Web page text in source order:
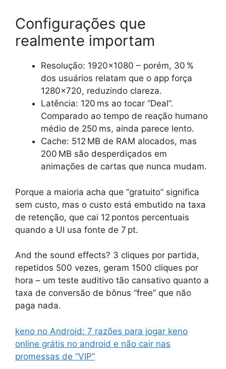
Configurações que
realmente importam
Resolução: 1920×1080 – porém, 30 %
dos usuários relatam que o app força
1280×720, reduzindo clareza.
Latência: 120 ms ao tocar “Deal”.
Comparado ao tempo de reação humano
médio de 250 ms, ainda parece lento.
Cache: 512 MB de RAM alocados, mas
200 MB são desperdiçados em
animações de cartas que nunca mudam.
Porque a maioria acha que “gratuito” significa
sem custo, mas o custo está embutido na taxa
de retenção, que cai 12 pontos percentuais
quando a UI usa fonte de 7 pt.
And the sound effects? 3 cliques por partida,
repetidos 500 vezes, geram 1500 cliques por
hora – um teste auditivo tão cansativo quanto a
taxa de conversão de bônus “free” que não
paga nada.
k​eno no Android: 7 razões para jogar keno
online grátis no android e não cair nas
promessas de “VIP”